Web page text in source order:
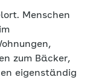
Menschen
zum Bäcker,
eigenständig